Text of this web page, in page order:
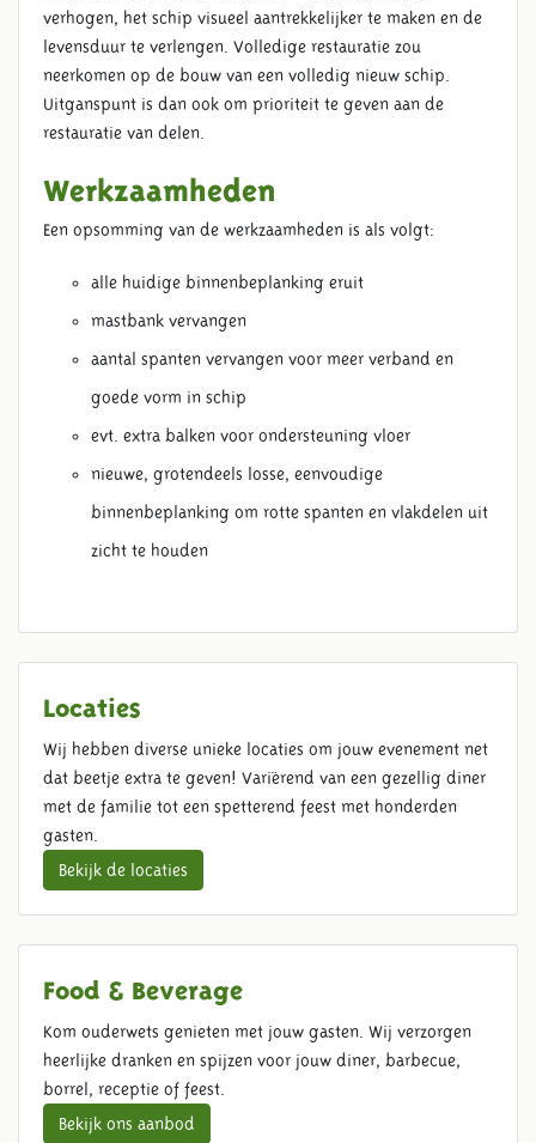
verhogen, het schip visueel aantrekkelijker te maken en de
levensduur te verlengen. Volledige restauratie zou
neerkomen op de bouw van een volledig nieuw schip.
Uitganspunt is dan ook om prioriteit te geven aan de
restauratie van delen.
Werkzaamheden
Een opsomming van de werkzaamheden is als volgt:
alle huidige binnenbeplanking eruit
mastbank vervangen
aantal spanten vervangen voor meer verband en
goede vorm in schip
evt. extra balken voor ondersteuning vloer
nieuwe, grotendeels losse, eenvoudige
binnenbeplanking om rotte spanten en vlakdelen uit
zicht te houden
Locaties
Wij hebben diverse unieke locaties om jouw evenement net
dat beetje extra te geven! Variërend van een gezellig diner
met de familie tot een spetterend feest met honderden
gasten.
Bekijk de locaties
Food & Beverage
Kom ouderwets genieten met jouw gasten. Wij verzorgen
heerlijke dranken en spijzen voor jouw diner, barbecue,
borrel, receptie of feest.
Bekijk ons aanbod